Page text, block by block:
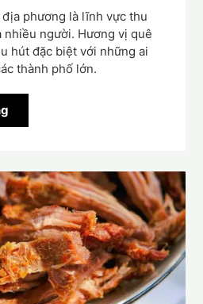
phương là lĩnh vực thu
nhiều người. Hương vị quê
hút đặc biệt với những ai
thành phố lớn.